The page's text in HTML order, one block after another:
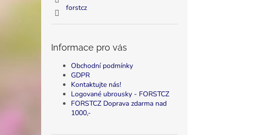
forstcz
Informace pro vás
Obchodní podmínky
GDPR
Kontaktujte nás!
Logované ubrousky - FORSTCZ
FORSTCZ Doprava zdarma nad
1000,-